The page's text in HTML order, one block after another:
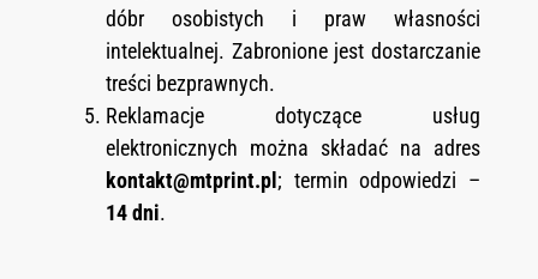
dóbr osobistych i praw własności
intelektualnej. Zabronione jest dostarczanie
treści bezprawnych.
Reklamacje dotyczące usług
elektronicznych można składać na adres
kontakt@mtprint.pl; termin odpowiedzi –
14 dni.